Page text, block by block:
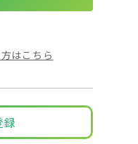
はこちら
録